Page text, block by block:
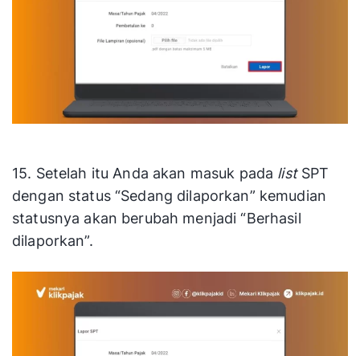
15. Setelah itu Anda akan masuk pada listSPT
dengan status “Sedang dilaporkan” kemudian
statusnya akan berubah menjadi “Berhasil
dilaporkan”.